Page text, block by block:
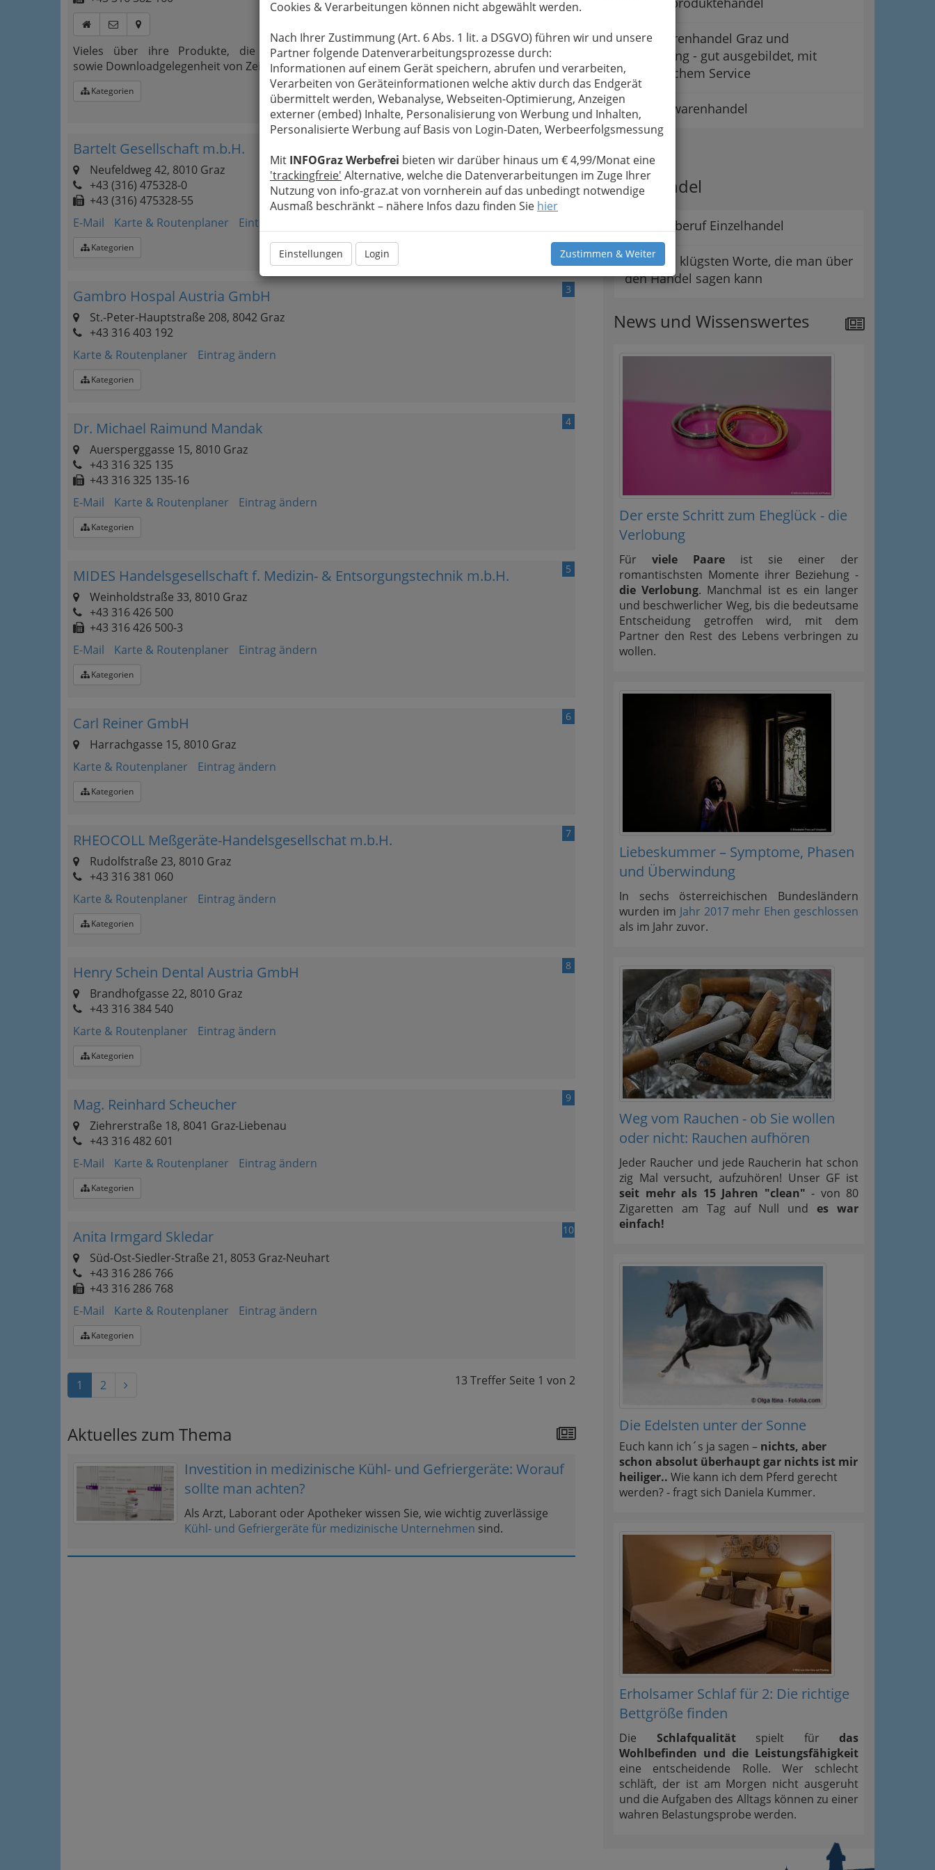
Cookies & Verarbeitungen können nicht abgewählt werden.
Nach Ihrer Zustimmung (Art. 6 Abs. 1 lit. a DSGVO) führen wir und unsere
Partner folgende Datenverarbeitungsprozesse durch:
Informationen auf einem Gerät speichern, abrufen und verarbeiten,
Verarbeiten von Geräteinformationen welche aktiv durch das Endgerät
übermittelt werden, Webanalyse, Webseiten-Optimierung, Anzeigen
externer (embed) Inhalte, Personalisierung von Werbung und Inhalten,
Personalisierte Werbung auf Basis von Login-Daten, Werbeerfolgsmessung
Mit INFOGraz Werbefrei bieten wir darüber hinaus um € 4,99/Monat eine
'trackingfreie' Alternative, welche die Datenverarbeitungen im Zuge Ihrer
Nutzung von info-graz.at von vornherein auf das unbedingt notwendige
Ausmaß beschränkt – nähere Infos dazu finden Sie hier
Einstellungen Login Zustimmen & Weiter
Vieles über ihre Produkte, die man auch online bestellen kann,
sowie Downloadgelegenheit von Zeitschriften.
Kategorien
Bartelt Gesellschaft m.b.H.
Neufeldweg 42, 8010 Graz
+43 (316) 475328-0
+43 (316) 475328-55
E-Mail
Karte & Routenplaner Eintrag ändern
Kategorien
3
Gambro Hospal Austria GmbH
St.-Peter-Hauptstraße 208, 8042 Graz
+43 316 403 192
Karte & Routenplaner
Eintrag ändern
Kategorien
4
Dr. Michael Raimund Mandak
Auersperggasse 15, 8010 Graz
+43 316 325 135
+43 316 325 135-16
E-Mail
Karte & Routenplaner Eintrag ändern
Kategorien
5
MIDES Handelsgesellschaft f. Medizin- & Entsorgungstechnik m.b.H.
Weinholdstraße 33, 8010 Graz
+43 316 426 500
+43 316 426 500-3
E-Mail
Karte & Routenplaner Eintrag ändern
Kategorien
6
Carl Reiner GmbH
Harrachgasse 15, 8010 Graz
Karte & Routenplaner
Eintrag ändern
Kategorien
7
RHEOCOLL Meßgeräte-Handelsgesellschat m.b.H.
Rudolfstraße 23, 8010 Graz
+43 316 381 060
Karte & Routenplaner
Eintrag ändern
Kategorien
8
Henry Schein Dental Austria GmbH
Brandhofgasse 22, 8010 Graz
+43 316 384 540
Karte & Routenplaner
Eintrag ändern
Kategorien
9
Mag. Reinhard Scheucher
Ziehrerstraße 18, 8041 Graz-Liebenau
+43 316 482 601
E-Mail
Karte & Routenplaner Eintrag ändern
Kategorien
10
Anita Irmgard Skledar
Süd-Ost-Siedler-Straße 21, 8053 Graz-Neuhart
+43 316 286 766
+43 316 286 768
E-Mail
Karte & Routenplaner Eintrag ändern
Kategorien
13 Treffer Seite 1 von 2
1 2
Aktuelles zum Thema
Investition in medizinische Kühl- und Gefriergeräte: Worauf
sollte man achten?
Als Arzt, Laborant oder Apotheker wissen Sie, wie wichtig zuverlässige
Kühl- und Gefriergeräte für medizinische Unternehmen sind.
Optikwarenhandel Graz und
Umgebung - gut ausgebildet, mit
persönlichem Service
Sanitätswarenhandel
Tipps
Der Handel
Der Lehrberuf Einzelhandel
Die wohl klügsten Worte, die man über
den Handel sagen kann
News und Wissenswertes
Der erste Schritt zum Eheglück - die
Verlobung
Für viele Paare ist sie einer der
romantischsten Momente ihrer Beziehung -
die Verlobung. Manchmal ist es ein langer
und beschwerlicher Weg, bis die bedeutsame
Entscheidung getroffen wird, mit dem
Partner den Rest des Lebens verbringen zu
wollen.
Liebeskummer – Symptome, Phasen
und Überwindung
In sechs österreichischen Bundesländern
wurden im Jahr 2017 mehr Ehen geschlossen
als im Jahr zuvor.
Weg vom Rauchen - ob Sie wollen
oder nicht: Rauchen aufhören
Jeder Raucher und jede Raucherin hat schon
zig Mal versucht, aufzuhören! Unser GF ist
seit mehr als 15 Jahren "clean" - von 80
Zigaretten am Tag auf Null undes war
einfach!
Die Edelsten unter der Sonne
Euch kann ich´s ja sagen – nichts, aber
schon absolut überhaupt gar nichts ist mir
heiliger.. Wie kann ich dem Pferd gerecht
werden? - fragt sich Daniela Kummer.
Erholsamer Schlaf für 2: Die richtige
Bettgröße finden
Die Schlafqualitätspielt für das
Wohlbefinden und die Leistungsfähigkeit
eine entscheidende Rolle. Wer schlecht
schläft, der ist am Morgen nicht ausgeruht
und die Aufgaben des Alltags können zu einer
wahren Belastungsprobe werden.